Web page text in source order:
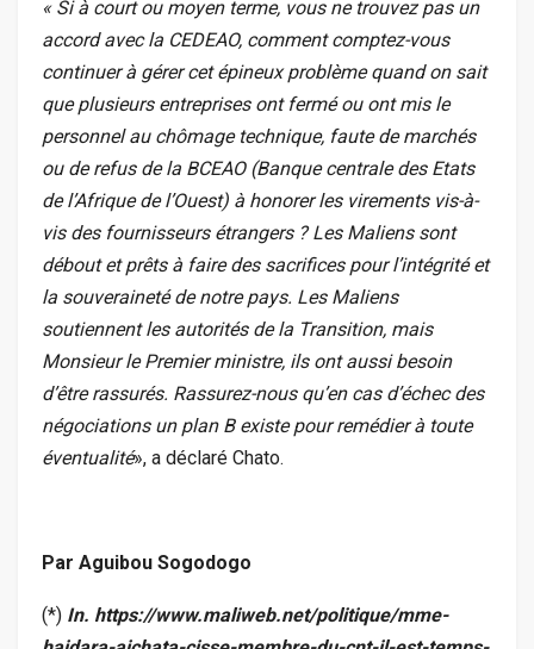
« Si à court ou moyen terme, vous ne trouvez pas un
accord avec la CEDEAO, comment comptez-vous
continuer à gérer cet épineux problème quand on sait
que plusieurs entreprises ont fermé ou ont mis le
personnel au chômage technique, faute de marchés
ou de refus de la BCEAO (Banque centrale des Etats
de l’Afrique de l’Ouest) à honorer les virements vis-à-
vis des fournisseurs étrangers ? Les Maliens sont
débout et prêts à faire des sacrifices pour l’intégrité et
la souveraineté de notre pays. Les Maliens
soutiennent les autorités de la Transition, mais
Monsieur le Premier ministre, ils ont aussi besoin
d’être rassurés. Rassurez-nous qu’en cas d’échec des
négociations un plan B existe pour remédier à toute
éventualité», a déclaré Chato.
Par Aguibou Sogodogo
(*) In. https://www.maliweb.net/politique/mme-